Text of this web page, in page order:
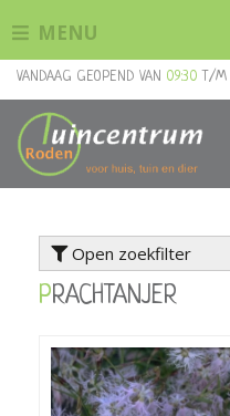
n
VANDAAG GEOPEND VAN 09:30 T/M
MENU
Open zoekfilter
PRACHTANJER